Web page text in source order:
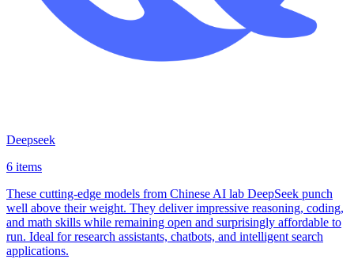
Deepseek
6 items
These cutting-edge models from Chinese AI lab DeepSeek punch
well above their weight. They deliver impressive reasoning, coding,
and math skills while remaining open and surprisingly affordable to
run. Ideal for research assistants, chatbots, and intelligent search
applications.